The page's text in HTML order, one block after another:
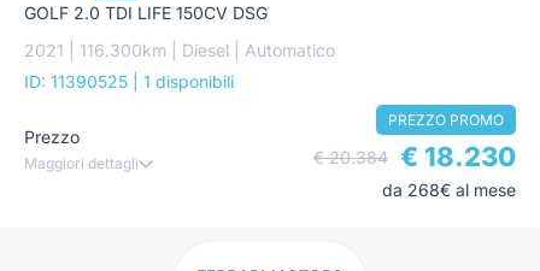
GOLF 2.0 TDI LIFE 150CV DSG
2021 | 116.300km | Diesel | Automatico
ID: 11390525
| 1 disponibili
Prezzo
Maggiori dettagli
PREZZO PROMO
€ 20.384 € 18.230
da 268€ al mese